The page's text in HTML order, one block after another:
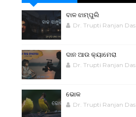
ବାଳ ଝାମ୍ପୁଲି
Dr. Trupti Ranjan Das
ଦାନ ଆଉ କ୍ୟାମେରା
Dr. Trupti Ranjan Das
ଭୋକ
Dr. Trupti Ranjan Das